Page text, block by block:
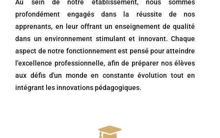
Au sein de notre établissement, nous sommes
profondément engagés dans la réussite de nos
apprenants, en leur offrant un enseignement de qualité
dans un environnement stimulant et innovant. Chaque
aspect de notre fonctionnement est pensé pour atteindre
l'excellence professionnelle, afin de préparer nos élèves
aux défis d'un monde en constante évolution tout en
intégrant les innovations pédagogiques.
